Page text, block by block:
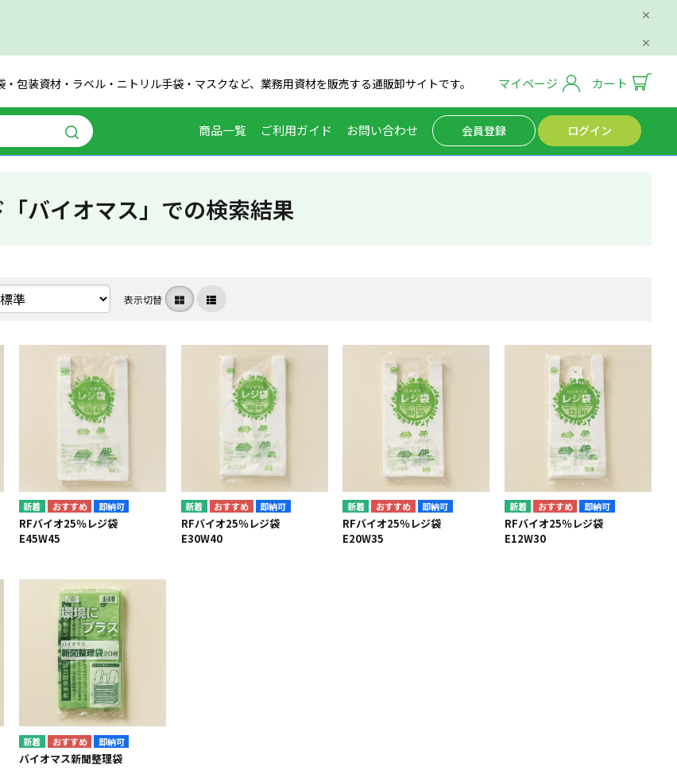
包装資材・ラベル・ニトリル手袋・マスクなど、業務用資材を販売する通販卸サイトです。 マイページ カート
商品一覧 ご利用ガイド お問い合わせ 会員登録 ログイン
バイオマス」での検索結果
表示切替
即納可
RFバイオ25％レジ袋
E45W45
即納可
RFバイオ25％レジ袋
E30W40
即納可
RFバイオ25％レジ袋
E20W35
即納可
RFバイオ25％レジ袋
E12W30
即納可
バイオマス新聞整理袋